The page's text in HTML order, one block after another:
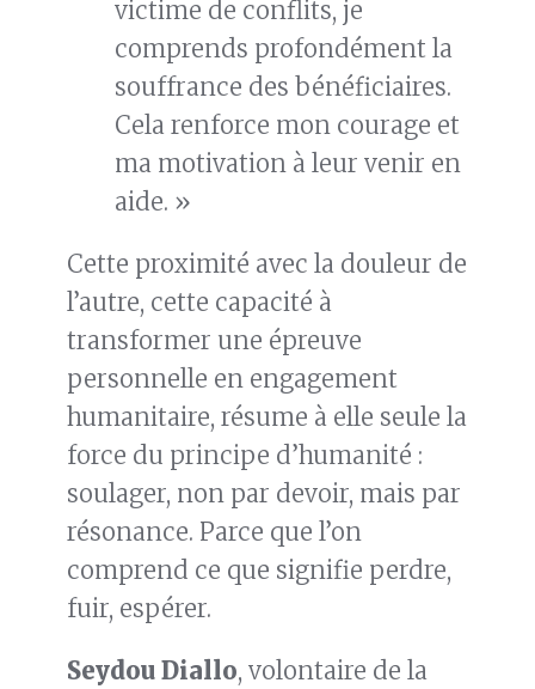
victime de conflits, je
comprends profondément la
souffrance des bénéficiaires.
Cela renforce mon courage et
ma motivation à leur venir en
aide. »
Cette proximité avec la douleur de
l’autre, cette capacité à
transformer une épreuve
personnelle en engagement
humanitaire, résume à elle seule la
force du principe d’humanité :
soulager, non par devoir, mais par
résonance. Parce que l’on
comprend ce que signifie perdre,
fuir, espérer.
Seydou Diallo, volontaire de la